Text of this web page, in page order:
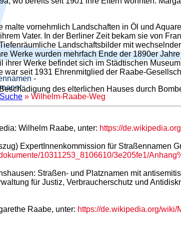
-
» Wilhelm-Raabe-Weg
malte vornehmlich Landschaften in Öl und
Vater. In der Berliner Zeit bekam sie von
Landschaftsbilder mit
Werke wurden mehrfach Ende der 1890er
ihrer Werke befindet sich im Städtischen
war seit 1931 Ehrenmitglied der Raabe-
des elterlichen Hauses durch
Wilhelm Raabe, unter: https://
ExpertInnenkommission für Straßennamen
10311253_8106610/3e205fe1/
Straßen- und Platznamen mit
für Justiz, Verbraucherschutz und
Raabe, unter: https://de.wikipedia.org/wiki/